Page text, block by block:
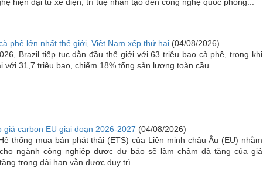
phê lớn nhất thế giới, Việt Nam xếp thứ hai (04/08/2026)
Brazil tiếp tục dẫn đầu thế giới với 63 triệu bao cà phê, trong khi
với 31,7 triệu bao, chiếm 18% tổng sản lượng toàn cầu...
giá carbon EU giai đoạn 2026-2027 (04/08/2026)
thống mua bán phát thải (ETS) của Liên minh châu Âu (EU) nhằm
ngành công nghiệp được dự báo sẽ làm chậm đà tăng của giá
trong dài hạn vẫn được duy trì...